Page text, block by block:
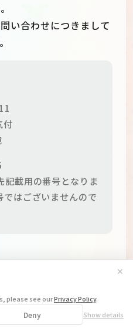
please see ourPrivacy Policy.
Deny Show details
✕
い合わせにつきまして
付
載用の番号となりま
ではございませんので
花篮）的指南
en-cn-guidelines-